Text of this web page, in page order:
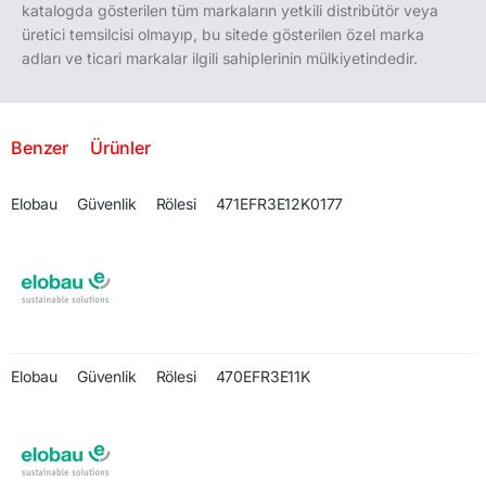
katalogda gösterilen tüm markaların yetkili distribütör veya
üretici temsilcisi olmayıp, bu sitede gösterilen özel marka
adları ve ticari markalar ilgili sahiplerinin mülkiyetindedir.
Benzer Ürünler
Elobau Güvenlik Rölesi 471EFR3E12K0177
Elobau Güvenlik Rölesi 470EFR3E11K